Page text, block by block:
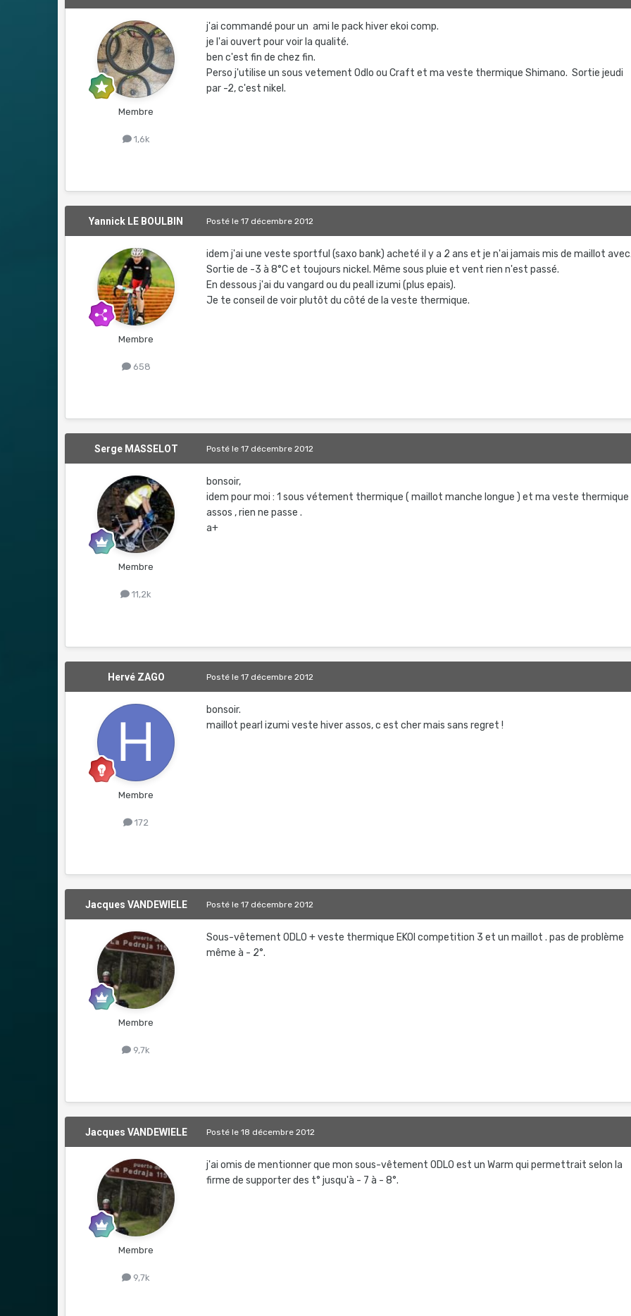
Membre
1,6k
j'ai commandé pour un ami le pack hiver ekoi comp.
je l'ai ouvert pour voir la qualité.
ben c'est fin de chez fin.
Perso j'utilise un sous vetement Odlo ou Craft et ma veste thermique Shimano. Sortie jeudi
par -2, c'est nikel.
Yannick LE BOULBIN
Membre
658
Postéle 17 décembre 2012
idem j'ai une veste sportful (saxo bank) acheté il y a 2 ans et je n'ai jamais mis de maillot
Sortie de -3 à 8°C et toujours nickel. Même sous pluie et vent rien n'est passé.
En dessous j'ai du vangard ou du peall izumi (plus epais).
Je te conseil de voir plutôt du côté de la veste thermique.
Serge MASSELOT
Membre
11,2k
Postéle 17 décembre 2012
bonsoir,
idem pour moi : 1 sous vétement thermique ( maillot manche longue ) et ma veste thermique
assos , rien ne passe .
a+
Hervé ZAGO
Membre
172
Postéle 17 décembre 2012
bonsoir.
maillot pearl izumi veste hiver assos, c est cher mais sans regret !
Jacques VANDEWIELE
Membre
9,7k
Postéle 17 décembre 2012
Sous-vêtement ODLO + veste thermique EKOI competition 3 et un maillot . pas de problème
même à - 2°.
Jacques VANDEWIELE
Membre
9,7k
Postéle 18 décembre 2012
j'ai omis de mentionner que mon sous-vêtement ODLO est un Warm qui permettrait selon la
firme de supporter des t° jusqu'à - 7 à - 8°.